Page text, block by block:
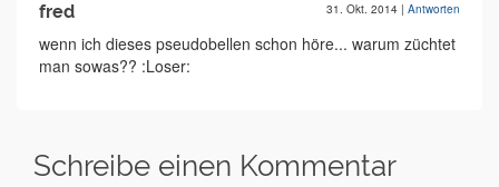
fred 31. Okt. 2014 | Antworten
wenn ich dieses pseudobellen schon höre... warum züchtet
man sowas?? :Loser:
Schreibe einen Kommentar